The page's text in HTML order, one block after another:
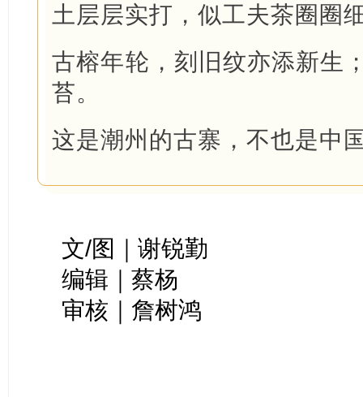
土层层实打，似工夫茶圈圈
古榕年轮，刻旧纹亦添新生
苔。
这是潮州的古寨，不也是中
文/图｜谢锐勤
编辑｜蔡杨
审核｜詹树鸿